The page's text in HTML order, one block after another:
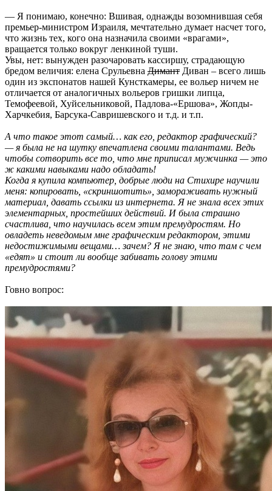
— Я понимаю, конечно: Вшивая, однажды возомнившая себя
премьер-министром Израиля, мечтательно думает насчет того,
что жизнь тех, кого она назначила своими «врагами»,
вращается только вокруг ленкиной туши.
Увы, нет: вынужден разочаровать кассиршу, страдающую
бредом величия: елена Срульевна Димант Диван – всего лишь
один из экспонатов нашей Кунсткамеры, ее вольер ничем не
отличается от аналогичных вольеров гришки липца,
Темофеевой, Хуйсельниковой, Падлова-«Ершова», Жопды-
Харчкебия, Барсука-Савришевского и т.д. и т.п.
А что такое этот самый… как его, редактор графический?
— я была не на шутку впечатлена своими талантами. Ведь
чтобы сотворить все то, что мне приписал мужчинка — это
ж какими навыками надо обладать!
Когда я купила компьютер, добрые люди на Стихире научили
меня: копировать, «скриншотить», замораживать нужный
материал, давать ссылки из интернета. Я не знала всех этих
элементарных, простейших действий. И была страшно
счастлива, что научилась всем этим премудростям. Но
овладеть неведомым мне графическим редактором, этими
недостижимыми вещами… зачем? Я не знаю, что там с чем
«едят» и стоит ли вообще забивать голову этими
премудростями?
Говно вопрос: